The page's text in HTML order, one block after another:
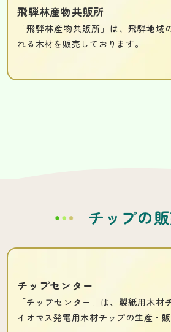
飛騨林産物共販所
「飛騨林産物共販所」は、飛騨地域
れる木材を販売しております。
チップの
チップセンター
「チップセンター」は、製紙用木材
イオマス発電用木材チップの生産・